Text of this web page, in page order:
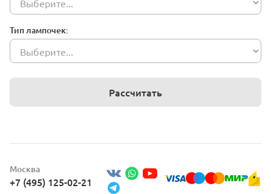
Тип лампочек:
Рассчитать
Москва
+7 (495) 125-02-21